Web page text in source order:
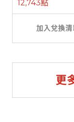
12,743點
加入兌換清
更